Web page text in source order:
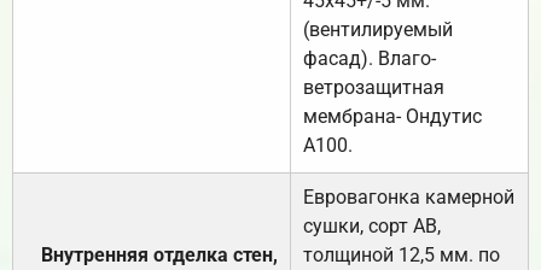
(вентилируемый
фасад). Влаго-
ветрозащитная
мембрана- Ондутис
А100.
Внутренняя отделка стен,
Евровагонка камерной
сушки, сорт АВ,
толщиной 12,5 мм. по